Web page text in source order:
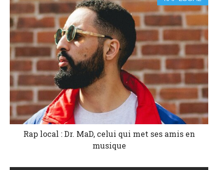
Rap local : Dr. MaD, celui qui met ses amis en
musique